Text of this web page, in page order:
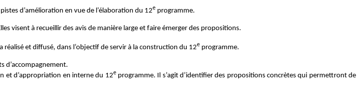
d’amélioration en vue de l’élaboration du 12e programme.
visent à recueillir des avis de manière large et faire émerger des propositions.
et diffusé, dans l’objectif de servir à la construction du 12e programme.
d’accompagnement.
et d’appropriation en interne du 12eprogramme. Il s’agit d’identifier des propositions concrètes qui permettront de